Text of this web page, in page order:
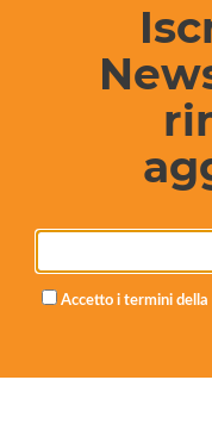
Accetto i termini della